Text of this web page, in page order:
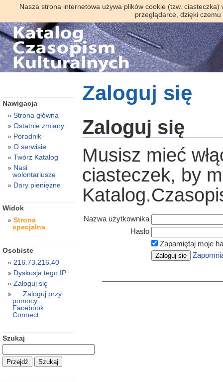
Nasza strona internetowa używa plików cookie (tzw.
przeglądarce, dzięki
Zaloguj się
Zaloguj się
Musisz mieć
ciasteczek, by
Nazwa użytkownika
Hasło
Zapamiętaj moje
Nawigacja
Strona główna
Ostatnie zmiany
Poradnik
O serwisie
Twórz Katalog
Nasi
wolontariusze
Dary pieniężne
Widok
Strona
specjalna
Osobiste
216.73.216.40
Dyskusja tego IP
Zaloguj się
Zaloguj przy
pomocy
Facebook
Connect
Szukaj